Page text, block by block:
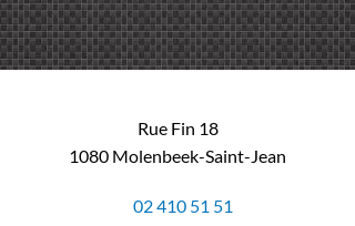
Rue Fin 18
1080 Molenbeek-Saint-Jean
02 410 51 51